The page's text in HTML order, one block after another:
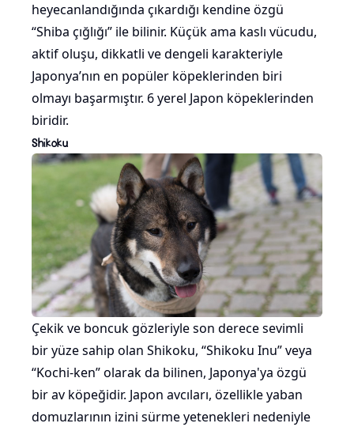
heyecanlandığında çıkardığı kendine özgü
“Shiba çığlığı” ile bilinir. Küçük ama kaslı vücudu,
aktif oluşu, dikkatli ve dengeli karakteriyle
Japonya’nın en popüler köpeklerinden biri
olmayı başarmıştır. 6 yerel Japon köpeklerinden
biridir.
Shikoku
Çekik ve boncuk gözleriyle son derece sevimli
bir yüze sahip olan Shikoku, “Shikoku Inu” veya
“Kochi-ken” olarak da bilinen, Japonya'ya özgü
bir av köpeğidir. Japon avcıları, özellikle yaban
domuzlarının izini sürme yetenekleri nedeniyle